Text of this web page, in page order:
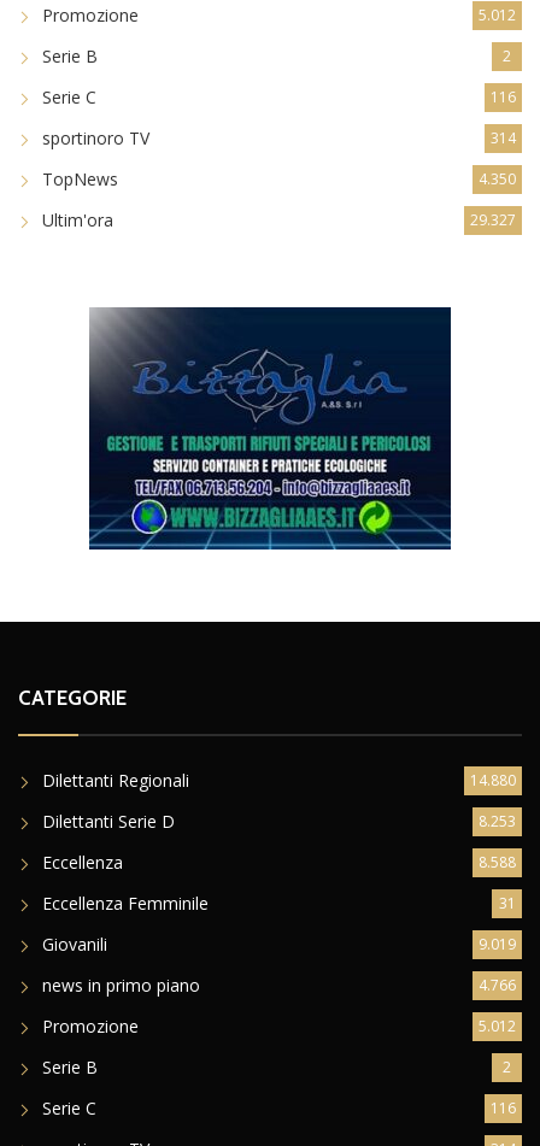
Promozione 5.012
Serie B 2
Serie C 116
sportinoro TV 314
TopNews 4.350
Ultim'ora 29.327
CATEGORIE
Dilettanti Regionali 14.880
Dilettanti Serie D 8.253
Eccellenza 8.588
Eccellenza Femminile 31
Giovanili 9.019
news in primo piano 4.766
Promozione 5.012
Serie B 2
Serie C 116